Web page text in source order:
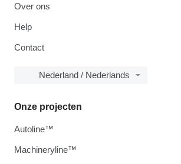
Over ons
Help
Contact
Nederland / Nederlands
Onze projecten
Autoline™
Machineryline™